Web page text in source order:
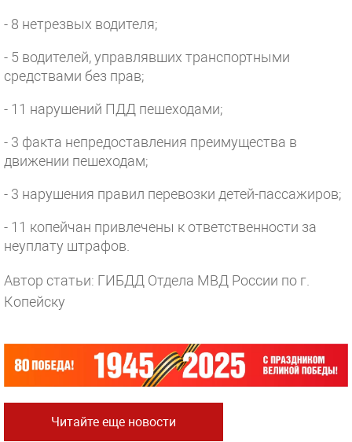
- 8 нетрезвых водителя;
- 5 водителей, управлявших транспортными
средствами без прав;
- 11 нарушений ПДД пешеходами;
- 3 факта непредоставления преимущества в
движении пешеходам;
- 3 нарушения правил перевозки детей-пассажиров;
- 11 копейчан привлечены к ответственности за
неуплату штрафов.
Автор статьи: ГИБДД Отдела МВД России по г.
Копейску
Читайте еще новости